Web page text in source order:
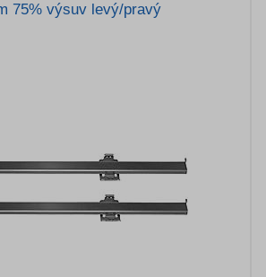
75% výsuv levý/pravý